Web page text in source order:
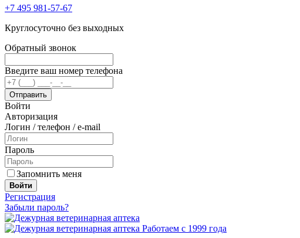
+7 495 981-57-67
Круглосуточно без выходных
Обратный звонок
Введите ваш номер телефона
Войти
Авторизация
Логин / телефон / e-mail
Пароль
Запомнить меня
Войти
Регистрация
Забыли пароль?
Работаем с 1999 года